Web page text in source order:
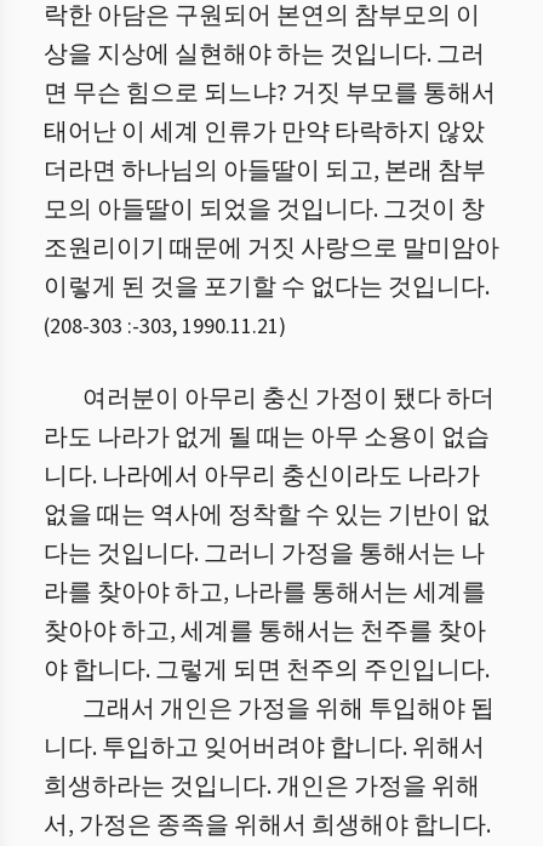
락한 아담은 구원되어 본연의 참부모의 이
상을 지상에 실현해야 하는 것입니다. 그러
면 무슨 힘으로 되느냐? 거짓 부모를 통해서
태어난 이 세계 인류가 만약 타락하지 않았
더라면 하나님의 아들딸이 되고, 본래 참부
모의 아들딸이 되었을 것입니다. 그것이 창
조원리이기 때문에 거짓 사랑으로 말미암아
이렇게 된 것을 포기할 수 없다는 것입니다.
(208-303 :-303, 1990.11.21)
여러분이 아무리 충신 가정이 됐다 하더
라도 나라가 없게 될 때는 아무 소용이 없습
니다. 나라에서 아무리 충신이라도 나라가
없을 때는 역사에 정착할 수 있는 기반이 없
다는 것입니다. 그러니 가정을 통해서는 나
라를 찾아야 하고, 나라를 통해서는 세계를
찾아야 하고, 세계를 통해서는 천주를 찾아
야 합니다. 그렇게 되면 천주의 주인입니다.
그래서 개인은 가정을 위해 투입해야 됩
니다. 투입하고 잊어버려야 합니다. 위해서
희생하라는 것입니다. 개인은 가정을 위해
서, 가정은 종족을 위해서 희생해야 합니다.